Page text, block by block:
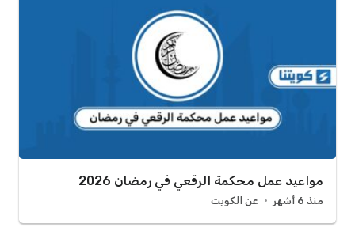
مواعيد عمل محكمة الرقعي في رمضان 2026
منذ 6 أشهر عن الكويت